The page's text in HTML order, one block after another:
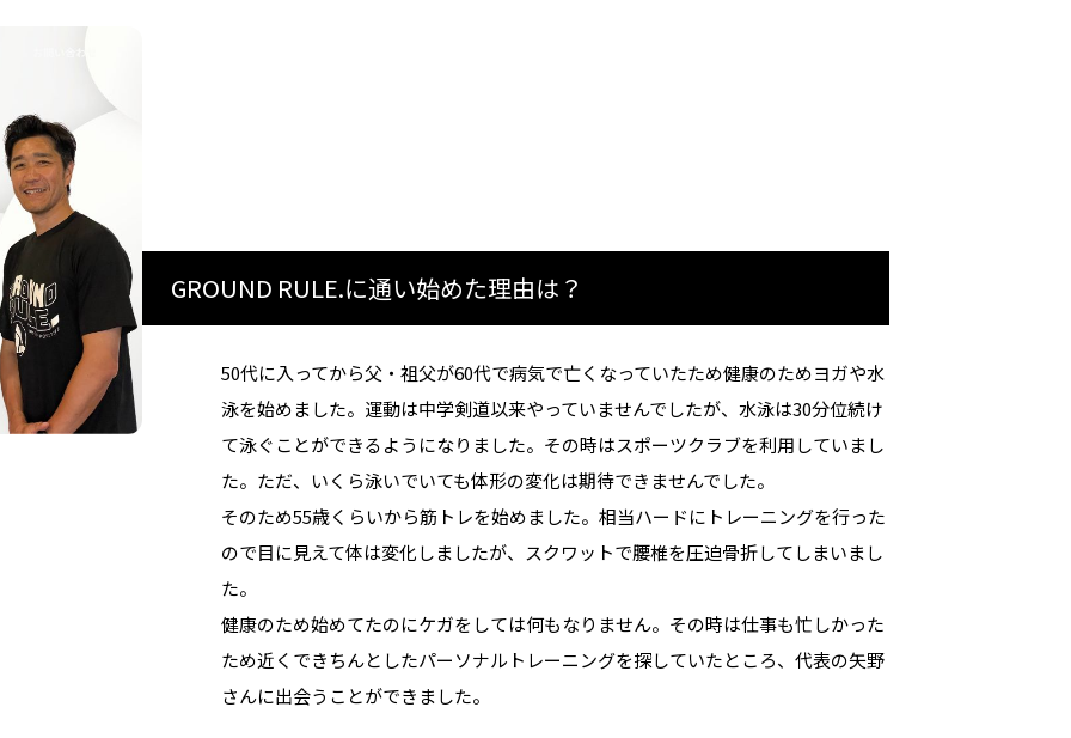
GROUND RULE.に通い始めた理由は？
50代に入ってから父・祖父が60代で病気で亡くなっていたため健康のためヨガや水
泳を始めました。運動は中学剣道以来やっていませんでしたが、水泳は30分位続け
て泳ぐことができるようになりました。その時はスポーツクラブを利用していまし
た。ただ、いくら泳いでいても体形の変化は期待できませんでした。
そのため55歳くらいから筋トレを始めました。相当ハードにトレーニングを行った
ので目に見えて体は変化しましたが、スクワットで腰椎を圧迫骨折してしまいまし
た。
健康のため始めてたのにケガをしては何もなりません。その時は仕事も忙しかった
ため近くできちんとしたパーソナルトレーニングを探していたところ、代表の矢野
さんに出会うことができました。